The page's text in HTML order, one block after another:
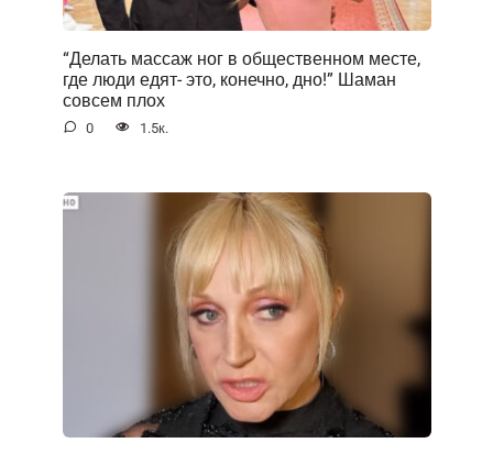
“Делать массаж ног в общественном месте,
где люди едят- это, конечно, дно!” Шаман
совсем плох
0 1.5к.